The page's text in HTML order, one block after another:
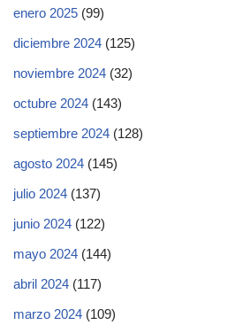
enero 2025 (99)
diciembre 2024 (125)
noviembre 2024 (32)
octubre 2024 (143)
septiembre 2024 (128)
agosto 2024 (145)
julio 2024 (137)
junio 2024 (122)
mayo 2024 (144)
abril 2024 (117)
marzo 2024 (109)